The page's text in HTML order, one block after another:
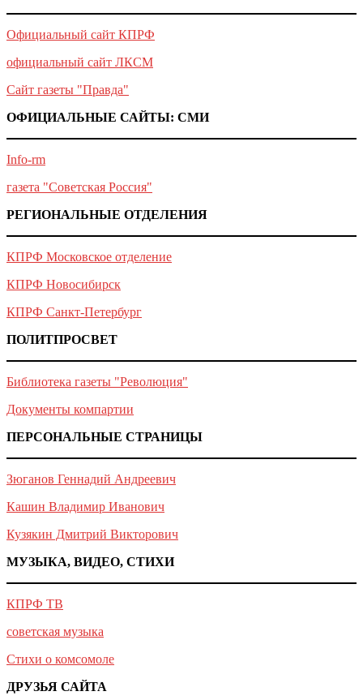
Официальный сайт КПРФ
официальный сайт ЛКСМ
Сайт газеты "Правда"
ОФИЦИАЛЬНЫЕ САЙТЫ: СМИ
Info-rm
газета "Советская Россия"
РЕГИОНАЛЬНЫЕ ОТДЕЛЕНИЯ
КПРФ Московское отделение
КПРФ Новосибирск
КПРФ Санкт-Петербург
ПОЛИТПРОСВЕТ
Библиотека газеты "Революция"
Документы компартии
ПЕРСОНАЛЬНЫЕ СТРАНИЦЫ
Зюганов Геннадий Андреевич
Кашин Владимир Иванович
Кузякин Дмитрий Викторович
МУЗЫКА, ВИДЕО, СТИХИ
КПРФ ТВ
советская музыка
Стихи о комсомоле
ДРУЗЬЯ САЙТА